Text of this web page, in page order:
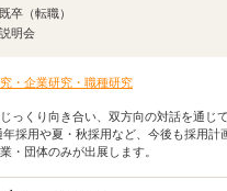
既卒（転職）
明会
・企業研究・職種研究
っくり向き合い、双方向の対話を通じ
年採用や夏・秋採用など、今後も採用計
・団体のみが出展します。